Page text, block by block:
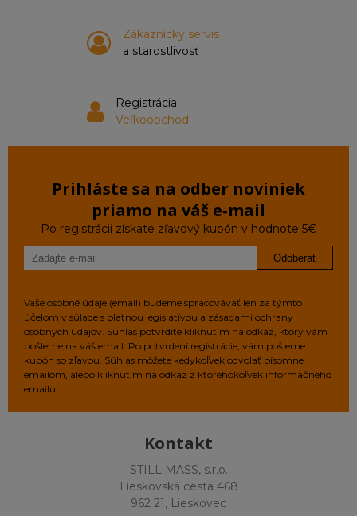
Zákaznícky servis
a starostlivosť
Registrácia
Veľkoobchod
Prihláste sa na odber noviniek
priamo na váš e‑mail
Po registrácii získate zľavový kupón v hodnote 5€
Odoberať
Vaše osobné údaje (email) budeme spracovávať len za týmto
účelom v súlade s platnou legislatívou a zásadami ochrany
osobných údajov. Súhlas potvrdíte kliknutím na odkaz, ktorý vám
pošleme na váš email. Po potvrdení registrácie, vám pošleme
kupón so zľavou. Súhlas môžete kedykoľvek odvolať písomne
emailom, alebo kliknutím na odkaz z ktoréhokoľvek informačného
emailu.
Kontakt
STILL MASS, s.r.o.
Lieskovská cesta 468
962 21, Lieskovec